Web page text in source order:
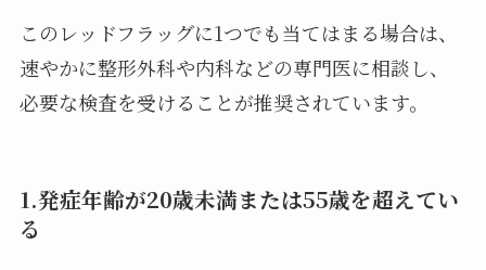
このレッドフラッグに1つでも当てはまる場合は、
速やかに整形外科や内科などの専門医に相談し、
必要な検査を受けることが推奨されています。
1.発症年齢が20歳未満または55歳を超えてい
る